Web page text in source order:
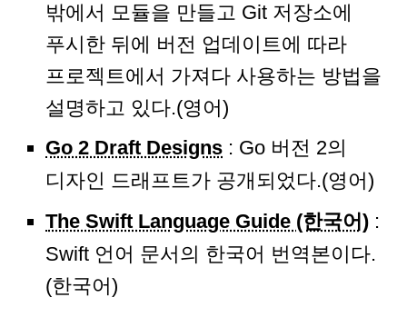
밖에서 모듈을 만들고 Git 저장소에
푸시한 뒤에 버전 업데이트에 따라
프로젝트에서 가져다 사용하는 방법을
설명하고 있다.(영어)
Go 2 Draft Designs : Go 버전 2의
디자인 드래프트가 공개되었다.(영어)
The Swift Language Guide (한국어) :
Swift 언어 문서의 한국어 번역본이다.
(한국어)